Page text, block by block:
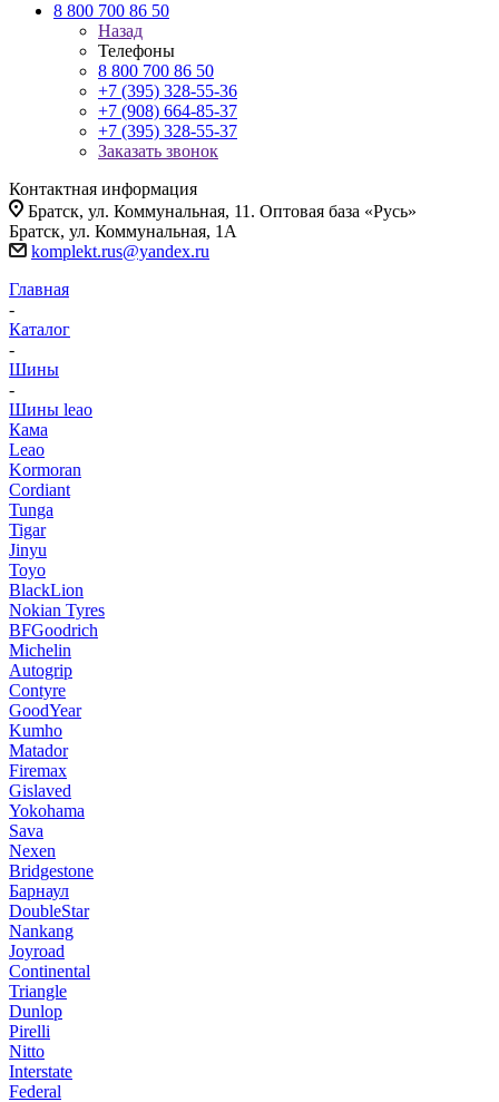
8 800 700 86 50
Назад
Телефоны
8 800 700 86 50
+7 (395) 328-55-36
+7 (908) 664-85-37
+7 (395) 328-55-37
Заказать звонок
Контактная информация
Братск, ул. Коммунальная, 11. Оптовая база «Русь»
Братск, ул. Коммунальная, 1А
komplekt.rus@yandex.ru
Главная
-
Каталог
-
Шины
-
Шины leao
Кама
Leao
Kormoran
Cordiant
Tunga
Tigar
Jinyu
Toyo
BlackLion
Nokian Tyres
BFGoodrich
Michelin
Autogrip
Contyre
GoodYear
Kumho
Matador
Firemax
Gislaved
Yokohama
Sava
Nexen
Bridgestone
Барнаул
DoubleStar
Nankang
Joyroad
Continental
Triangle
Dunlop
Pirelli
Nitto
Interstate
Federal